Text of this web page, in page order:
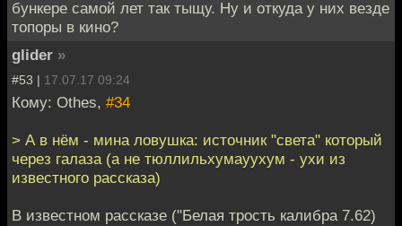
бункере самой лет так тыщу. Ну и откуда у них везде
топоры в кино?
glider »
#53 | 17.07.17 09:24
Кому: Othes, #34
> А в нём - мина ловушка: источник "света" который
через галаза (а не тюллильхумауухум - ухи из
известного рассказа)
В известном рассказе ("Белая трость калибра 7.62)